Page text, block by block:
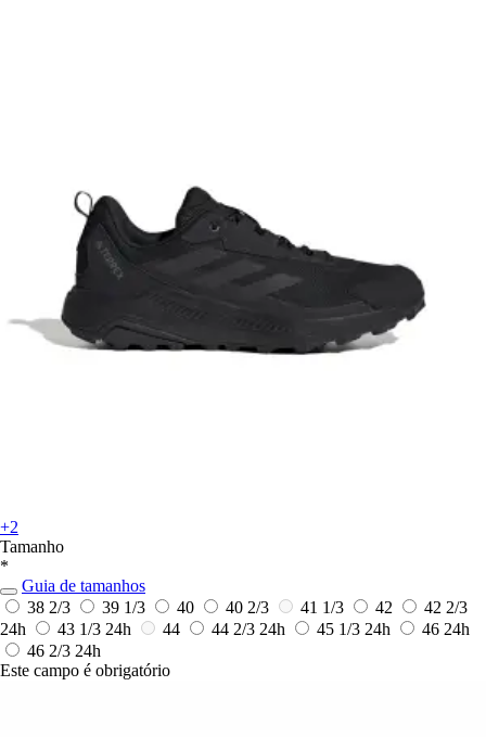
+2
Tamanho
*
Guia de tamanhos
38 2/3
39 1/3 40 40 2/3 41 1/3 42
42 2/3
24h
43 1/3 24h 44 44 2/3 24h 45 1/3 24h 46 24h
46 2/3 24h
Este campo é obrigatório